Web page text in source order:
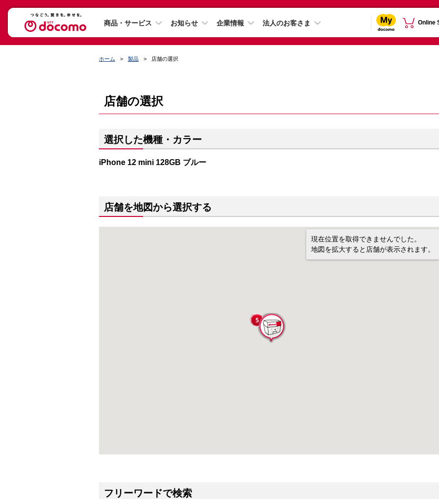
商品・サービス お知らせ 企業情報 法人のお客さま Online
ホーム 製品 店舗の選択
店舗の選択
選択した機種・カラー
iPhone 12 mini 128GB ブルー
店舗を地図から選択する
現在位置を取得できませんでした。
地図を拡大すると店舗が表示されます。
フリーワードで検索